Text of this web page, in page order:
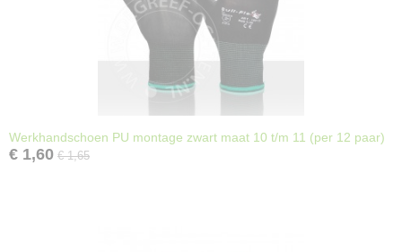
Werkhandschoen PU montage zwart maat 10 t/m 11 (per 12 paar)
€ 1,60 € 1,65